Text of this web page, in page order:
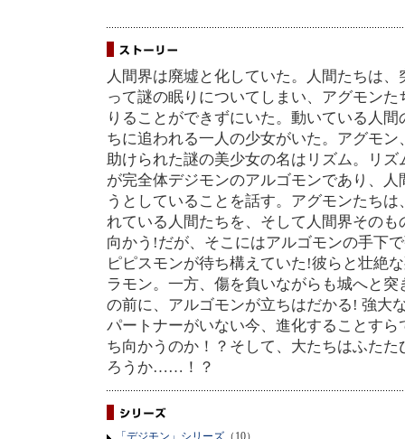
人間界は廃墟と化していた。人間たちは
って謎の眠りについてしまい、アグモン
りることができずにいた。動いている人
ちに追われる一人の少女がいた。アグモ
助けられた謎の美少女の名はリズム。リ
が完全体デジモンのアルゴモンであり、
うとしていることを話す。アグモンたち
れている人間たちを、そして人間界その
向かう!だが、そこにはアルゴモンの手下
ピピスモンが待ち構えていた!彼らと壮絶
ラモン。一方、傷を負いながらも城へと
の前に、アルゴモンが立ちはだかる! 強大
パートナーがいない今、進化することす
ち向かうのか！？そして、大たちはふた
ろうか……！？
「デジモン」シリーズ（10）